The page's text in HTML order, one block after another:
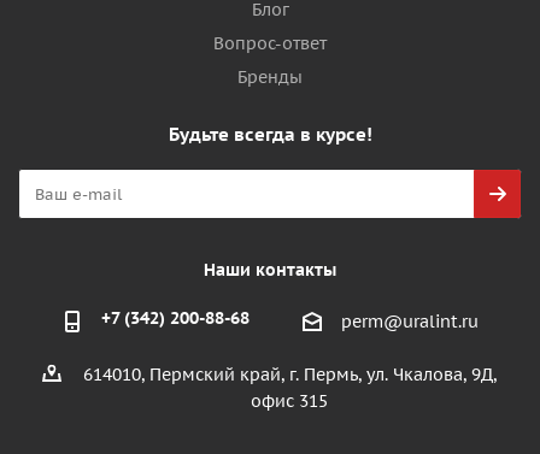
Блог
Вопрос-ответ
Бренды
Будьте всегда в курсе!
Наши контакты
+7 (342) 200-88-68 perm@uralint.ru
614010, Пермский край, г. Пермь, ул. Чкалова, 9Д,
офис 315